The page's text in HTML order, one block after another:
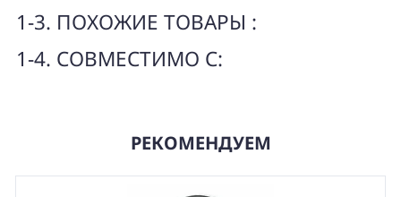
1-3. ПОХОЖИЕ ТОВАРЫ :
1-4. СОВМЕСТИМО С:
РЕКОМЕНДУЕМ